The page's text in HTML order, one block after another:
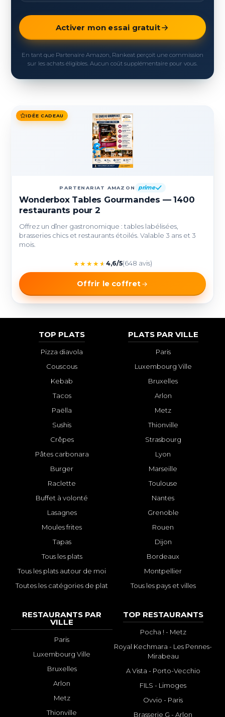
Activer mon essai gratuit
En tant que Partenaire Amazon, Rankeat perçoit une commission
sur les achats éligibles. Aucun coût supplémentaire pour vous.
IDÉE CADEAU
PARTENARIAT AMAZON prime
Wonderbox Tables Gourmandes — 1400
restaurants pour 2
Offrez un dîner gastronomique : tables labélisées,
brasseries chics et restaurants étoilés. Valable 3 ans et 3
mois.
★★★★★ 4,6/5(648 avis)
Offrir le coffret
TOP PLATS
Pizza diavola
Couscous
Kebab
Tacos
Paëlla
Sushis
Crêpes
Pâtes carbonara
Burger
Raclette
Buffet à volonté
Lasagnes
Moules frites
Tapas
Tous les plats
Tous les plats autour de moi
Toutes les catégories de plat
PLATS PAR VILLE
Paris
Luxembourg Ville
Bruxelles
Arlon
Metz
Thionville
Strasbourg
Lyon
Marseille
Toulouse
Nantes
Grenoble
Rouen
Dijon
Bordeaux
Montpellier
Tous les pays et villes
RESTAURANTS PAR
VILLE
Paris
Luxembourg Ville
Bruxelles
Arlon
Metz
Thionville
TOP RESTAURANTS
Pocha ! - Metz
Royal Kechmara - Les Pennes-
Mirabeau
A Vista - Porto-Vecchio
FILS - Limoges
Ovvio - Paris
Brasserie G - Arlon